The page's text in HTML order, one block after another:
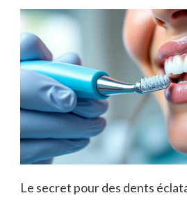
Le secret pour des dents